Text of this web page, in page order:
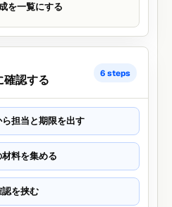
を一覧にする
確認する 6 steps
担当と期限を出す
料を集める
を挟む